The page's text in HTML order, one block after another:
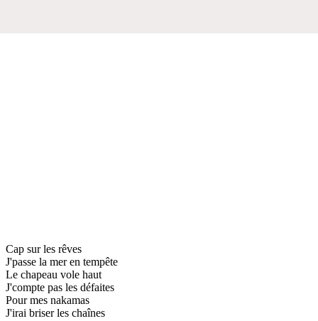
Cap sur les rêves
J'passe la mer en tempête
Le chapeau vole haut
J'compte pas les défaites
Pour mes nakamas
J'irai briser les chaînes